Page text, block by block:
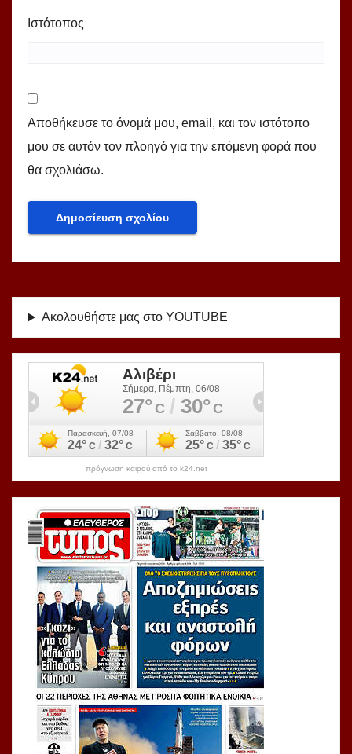
Ιστότοπος
Αποθήκευσε το όνομά μου, email, και τον ιστότοπο
μου σε αυτόν τον πλοηγό για την επόμενη φορά που
θα σχολιάσω.
Ακολουθήστε μας στο YOUTUBE
πρόγνωση καιρού από το k24.net